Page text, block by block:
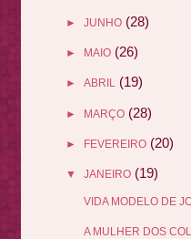
► JUNHO (28)
► MAIO (26)
► ABRIL (19)
► MARÇO (28)
► FEVEREIRO (20)
▼ JANEIRO (19)
VIDA MODELO DE
A MULHER DOS